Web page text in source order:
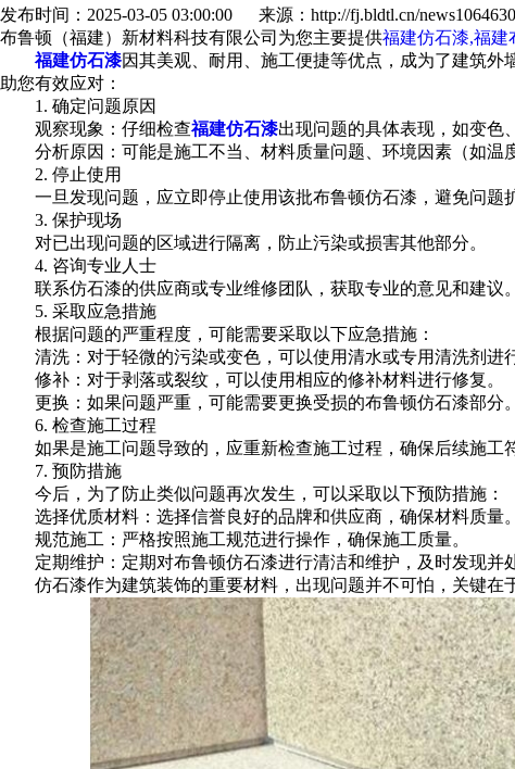
发布时间：2025-03-05 03:00:00 来源：http://fj.bldtl.cn/
布鲁顿（福建）新材料科技有限公司为您主要提供福建仿石漆,福建
福建仿石漆因其美观、耐用、施工便捷等优点，成为了建筑
助您有效应对：
1. 确定问题原因
观察现象：仔细检查福建仿石漆出现问题的具体表现，如变色
分析原因：可能是施工不当、材料质量问题、环境因素（如温
2. 停止使用
一旦发现问题，应立即停止使用该批布鲁顿仿石漆，避免问题扩
3. 保护现场
对已出现问题的区域进行隔离，防止污染或损害其他部分。
4. 咨询专业人士
联系仿石漆的供应商或专业维修团队，获取专业的意见和建议。
5. 采取应急措施
根据问题的严重程度，可能需要采取以下应急措施：
清洗：对于轻微的污染或变色，可以使用清水或专用清洗剂进行
修补：对于剥落或裂纹，可以使用相应的修补材料进行修复。
更换：如果问题严重，可能需要更换受损的布鲁顿仿石漆部分。
6. 检查施工过程
如果是施工问题导致的，应重新检查施工过程，确保后续施工符
7. 预防措施
今后，为了防止类似问题再次发生，可以采取以下预防措施：
选择优质材料：选择信誉良好的品牌和供应商，确保材料质量。
规范施工：严格按照施工规范进行操作，确保施工质量。
定期维护：定期对布鲁顿仿石漆进行清洁和维护，及时发现并处
仿石漆作为建筑装饰的重要材料，出现问题并不可怕，关键在